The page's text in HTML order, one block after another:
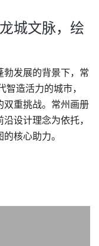
城文脉，绘
发展的背景下，常
造活力的城市，
重挑战。 常州画册
设计理念为依托，
核心助力。